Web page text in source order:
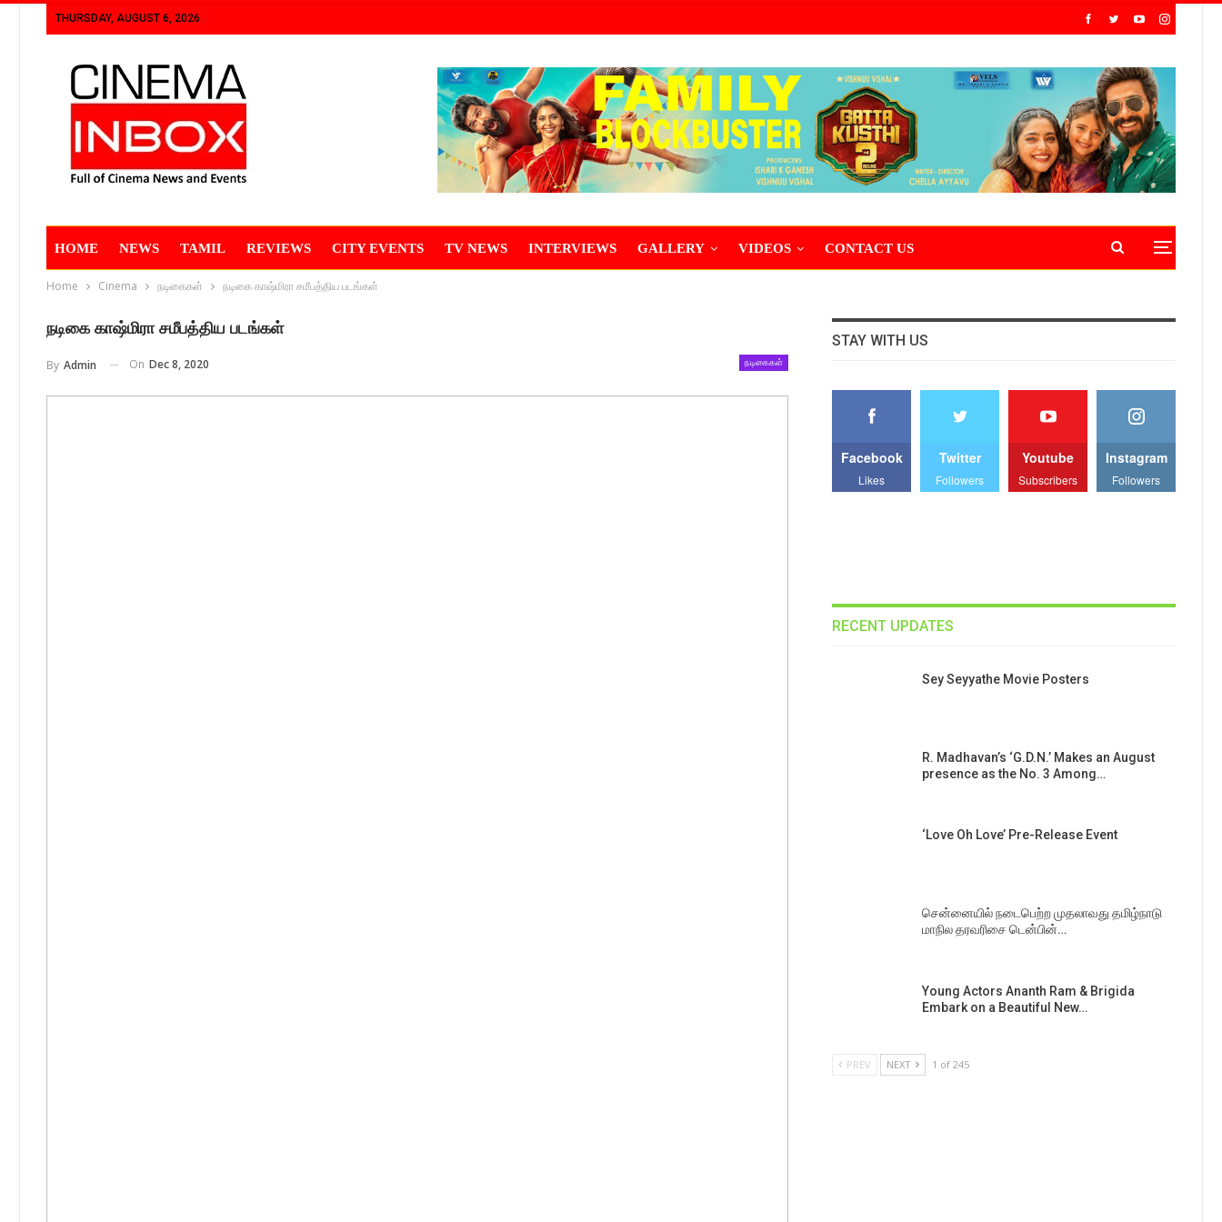
THURSDAY, AUGUST 6, 2026
HOME NEWS TAMIL REVIEWS CITY EVENTS TV NEWS INTERVIEWS GALLERY VIDEOS CONTACT US
Home Cinema நடிகைகள் நடிகை காஷ்மிரா சமீபத்திய படங்கள்
நடிகை காஷ்மிரா சமீபத்திய படங்கள்
நடிகைகள்
By Admin On Dec 8, 2020
STAY WITH US
Facebook
Likes
Twitter
Followers
Youtube
Subscribers
Instagram
Followers
RECENT UPDATES
Sey Seyyathe Movie Posters
R. Madhavan’s ‘G.D.N.’ Makes an August
presence as the No. 3 Among…
‘Love Oh Love’ Pre-Release Event
சென்னையில் நடைபெற்ற முதலாவது தமிழ்நாடு
மாநில தரவரிசை டென்பின்…
Young Actors Ananth Ram & Brigida
Embark on a Beautiful New…
PREV NEXT 1 of 245